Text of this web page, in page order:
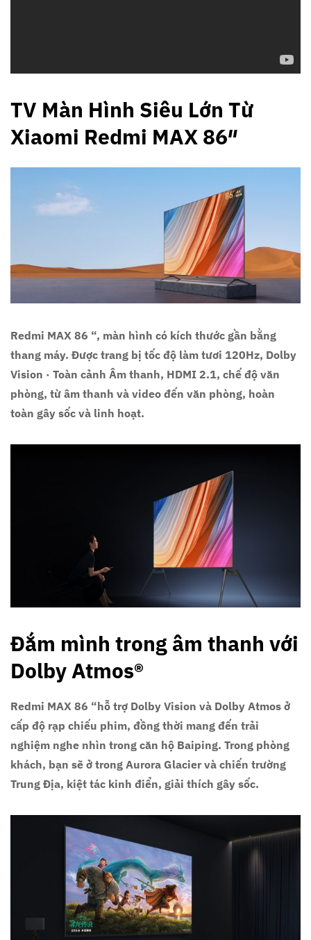
TV Màn Hình Siêu Lớn Từ
Xiaomi Redmi MAX 86″
Redmi MAX 86 “, màn hình có kích thước gần bằng
thang máy. Được trang bị tốc độ làm tươi 120Hz, Dolby
Vision · Toàn cảnh Âm thanh, HDMI 2.1, chế độ văn
phòng, từ âm thanh và video đến văn phòng, hoàn
toàn gây sốc và linh hoạt.
Đắm mình trong âm thanh với
Dolby Atmos®
Redmi MAX 86 “hỗ trợ Dolby Vision và Dolby Atmos ở
cấp độ rạp chiếu phim, đồng thời mang đến trải
nghiệm nghe nhìn trong căn hộ Baiping. Trong phòng
khách, bạn sẽ ở trong Aurora Glacier và chiến trường
Trung Địa, kiệt tác kinh điển, giải thích gây sốc.